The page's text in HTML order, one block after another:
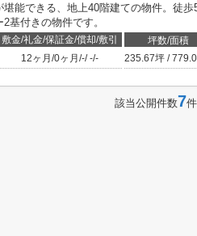
能できる、地上40階建ての物件。徒歩
基付きの物件です。
敷金/礼金/保証金/償却/敷引 坪数/面積
12ヶ月 /0ヶ月 /-/-/- 235.67坪 /
該当公開件数7